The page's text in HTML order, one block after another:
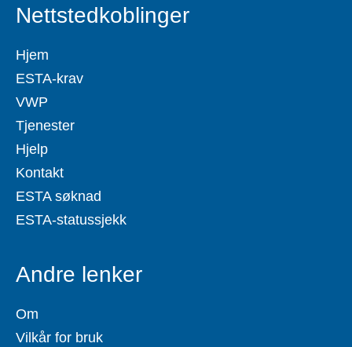
Nettstedkoblinger
Hjem
ESTA-krav
VWP
Tjenester
Hjelp
Kontakt
ESTA søknad
ESTA-statussjekk
Andre lenker
Om
Vilkår for bruk